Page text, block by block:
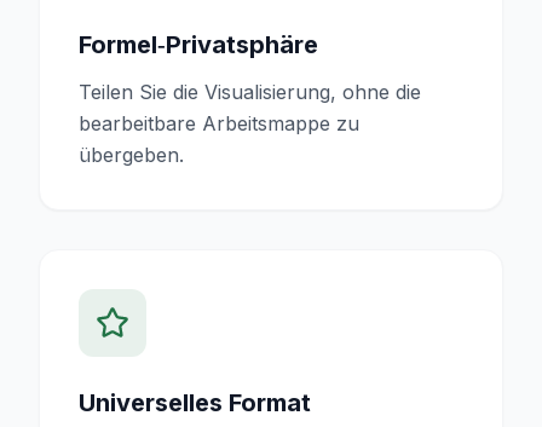
Formel‑Privatsphäre
Teilen Sie die Visualisierung, ohne die
bearbeitbare Arbeitsmappe zu
übergeben.
Universelles Format